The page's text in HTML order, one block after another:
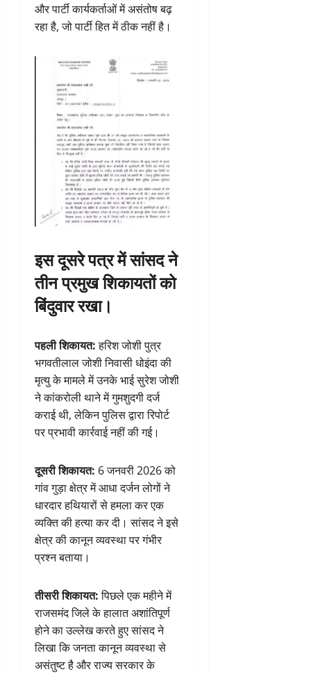
और पार्टी कार्यकर्ताओं में असंतोष बढ़
रहा है, जो पार्टी हित में ठीक नहीं है।
इस दूसरे पत्र में सांसद ने
तीन प्रमुख शिकायतों को
बिंदुवार रखा।
पहली शिकायत:हरिश जोशी पुत्र
भगवतीलाल जोशी निवासी धोइंदा की
मृत्यु के मामले में उनके भाई सुरेश जोशी
ने कांकरोली थाने में गुमशुदगी दर्ज
कराई थी, लेकिन पुलिस द्वारा रिपोर्ट
पर प्रभावी कार्रवाई नहीं की गई।
दूसरी शिकायत: 6 जनवरी 2026 को
गांव गुड़ा क्षेत्र में आधा दर्जन लोगों ने
धारदार हथियारों से हमला कर एक
व्यक्ति की हत्या कर दी। सांसद ने इसे
क्षेत्र की कानून व्यवस्था पर गंभीर
प्रश्न बताया।
तीसरी शिकायत:पिछले एक महीने में
राजसमंद जिले के हालात अशांतिपूर्ण
होने का उल्लेख करते हुए सांसद ने
लिखा कि जनता कानून व्यवस्था से
असंतुष्ट है और राज्य सरकार के